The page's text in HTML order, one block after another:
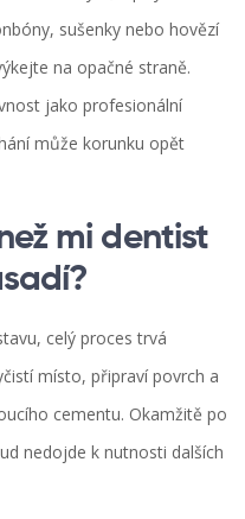
sušenky nebo hovězí
na opačné straně.
jako profesionální
může korunku opět
mi dentist
celý proces trvá
místo, připraví povrch a
cementu. Okamžitě po
nedojde k nutnosti dalších